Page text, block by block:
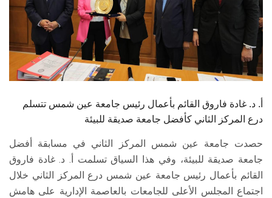
الموظفون
الزائـرون
أ. د. غادة فاروق القائم بأعمال رئيس جامعة عين شمس تتسلم
درع المركز الثاني كأفضل جامعة صديقة للبيئة
حصدت جامعة عين شمس المركز الثاني في مسابقة أفضل
جامعة صديقة للبيئة، وفي هذا السياق تسلمت أ. د. غادة فاروق
القائم بأعمال رئيس جامعة عين شمس درع المركز الثاني خلال
اجتماع المجلس الأعلى للجامعات بالعاصمة الإدارية على هامش